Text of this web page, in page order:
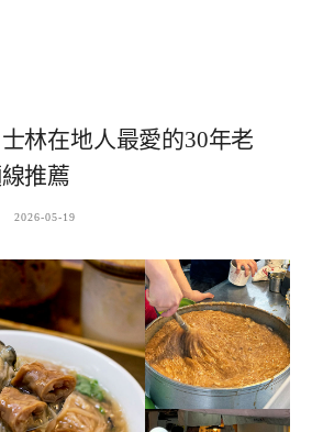
林在地人最愛的30年老
推薦
2026-05-19